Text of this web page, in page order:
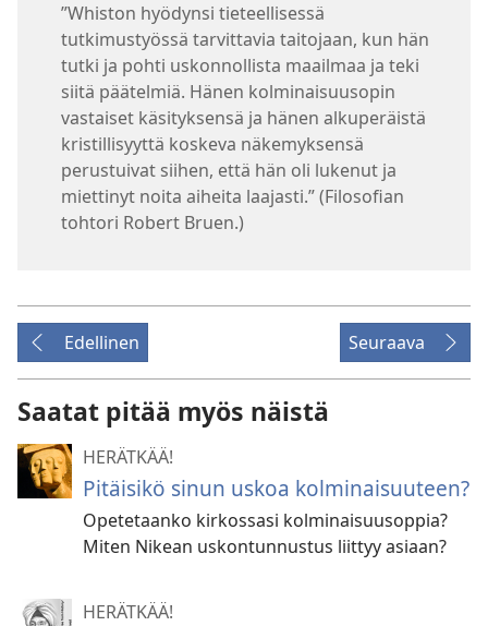
”Whiston hyödynsi tieteellisessä
tutkimustyössä tarvittavia taitojaan, kun hän
tutki ja pohti uskonnollista maailmaa ja teki
siitä päätelmiä. Hänen kolminaisuusopin
vastaiset käsityksensä ja hänen alkuperäistä
kristillisyyttä koskeva näkemyksensä
perustuivat siihen, että hän oli lukenut ja
miettinyt noita aiheita laajasti.” (Filosofian
tohtori Robert Bruen.)
Edellinen Seuraava
Saatat pitää myös näistä
HERÄTKÄÄ!
Pitäisikö sinun uskoa kolminaisuuteen?
Opetetaanko kirkossasi kolminaisuusoppia?
Miten Nikean uskontunnustus liittyy asiaan?
HERÄTKÄÄ!